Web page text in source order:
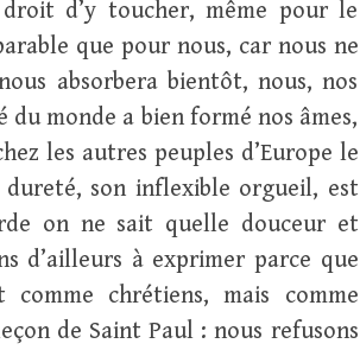
d’y toucher, même pour le
que pour nous, car nous ne
absorbera bientôt, nous, nos
monde a bien formé nos âmes,
les autres peuples d’Europe le
son inflexible orgueil, est
on ne sait quelle douceur et
d’ailleurs à exprimer parce que
chrétiens, mais comme
de Saint Paul : nous refusons